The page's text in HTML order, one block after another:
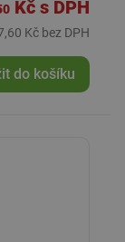
Kč s DPH
Kč bez DPH
do košíku